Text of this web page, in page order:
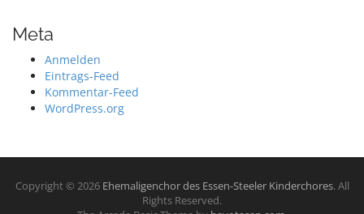
Meta
Anmelden
Eintrags-Feed
Kommentar-Feed
WordPress.org
Copyright © 2026 Ehemaligenchor des Essen-Steeler Kinderchores. All
Rights Reserved.